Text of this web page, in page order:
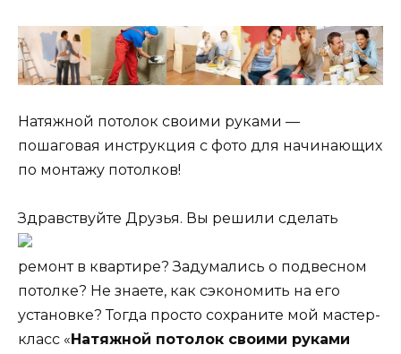
Натяжной потолок своими руками —
пошаговая инструкция с фото для начинающих
по монтажу потолков!
Здравствуйте Друзья. Вы решили сделать
ремонт в квартире? Задумались о подвесном
потолке? Не знаете, как сэкономить на его
установке? Тогда просто сохраните мой мастер-
класс « Натяжной потолок своими руками